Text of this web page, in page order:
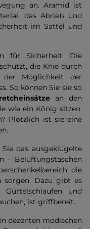
an. Aramid ist
das Abrieb und
im Sattel und
für Sicherheit. Die
die Knie durch
Möglichkeit der
So können Sie sie so
an den
wie ein König sitzen.
Plötzlich ist sie eine
das ausgeklügelte
- Belüftungstaschen
die
sorgen. Dazu gibt es
Gürtelschlaufen und
ist griffbereit.
dezenten modischen